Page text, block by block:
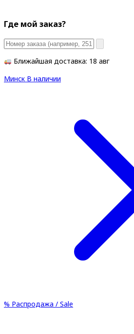
Где мой заказ?
Ближайшая доставка: 18 авг
Минск В наличии
% Распродажа / Sale